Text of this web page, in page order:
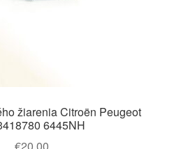
žiarenia Citroën Peugeot
6445NH